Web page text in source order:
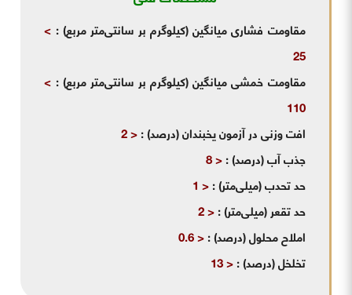
مقاومت فشاری میانگین (کیلوگرم بر سانتی‌متر مربع):
>
25
مقاومت خمشی میانگین (کیلوگرم بر سانتی‌متر مربع):
>
110
افت وزنی در آزمون یخبندان (درصد):
< 2
جذب آب (درصد):
< 8
حد تحدب (میلی‌متر):
< 1
حد تقعر (میلی‌متر):
< 2
املاح محلول (درصد):
< 0.6
تخلخل (درصد):
< 13